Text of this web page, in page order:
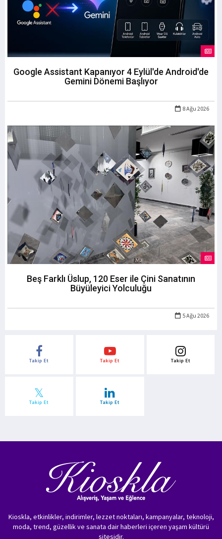
Google Assistant Kapanıyor 4 Eylül'de Android'de
Gemini Dönemi Başlıyor
8 Ağu 2026
Beş Farklı Üslup, 120 Eser ile Çini Sanatının
Büyüleyici Yolculuğu
5 Ağu 2026
Takip Et Takip Et Takip Et
Takip Et Takip Et
Kioskla, etkinlikler, indirimler, lezzet noktaları, kampanyalar, teknoloji,
moda, trend, güzellik ve sanata dair haberleri içeren yaşam kültürü
sitesidir.